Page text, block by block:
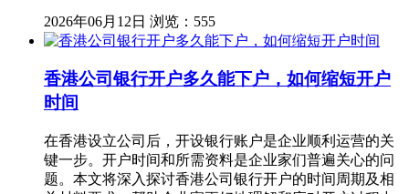
2026年06月12日 浏览：555
香港公司银行开户多久能下户，如何缩短开户
时间
在香港设立公司后，开设银行账户是企业顺利运营的关
键一步。开户时间和所需资料是企业家们普遍关心的问
题。本文将深入探讨香港公司银行开户的时间周期及相